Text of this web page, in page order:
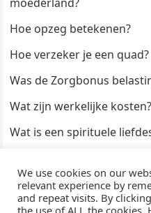
Hoe opzeg betekenen?
Hoe verzeker je een quad?
Was de Zorgbonus
Wat zijn werkelijke kosten?
Wat is een spirituele
Hoe duur zijn
We use cookies on our
relevant experience by
and repeat visits. By
the use of ALL the cookies.